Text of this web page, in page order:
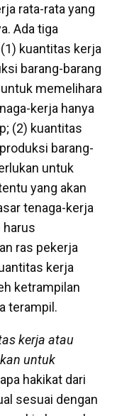
rata-rata yang
Ada tiga
kuantitas kerja
barang-barang
memelihara
kerja hanya
(2) kuantitas
barang-
untuk
yang akan
tenaga-kerja
harus
ras pekerja
kerja
ketrampilan
terampil.
kerja atau
untuk
hakikat dari
sesuai dengan